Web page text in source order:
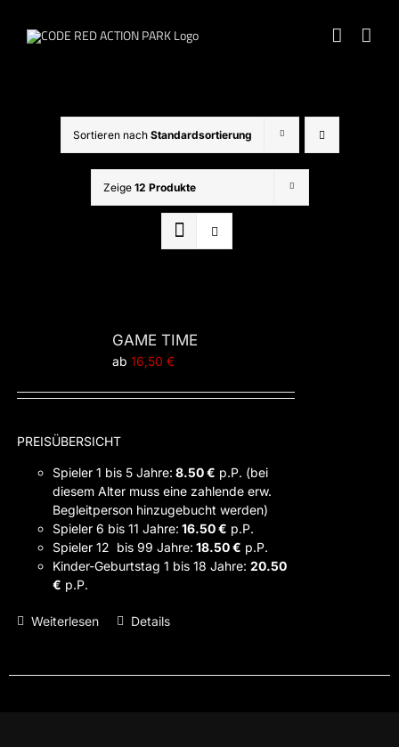
Inhalt
springen
Sortieren nach Standardsortierung
Zeige 12 Produkte
GAME TIME
ab 16,50 €
PREISÜBERSICHT
Spieler 1 bis 5 Jahre: 8.50 € p.P. (bei
diesem Alter muss eine zahlende erw.
Begleitperson hinzugebucht werden)
Spieler 6 bis 11 Jahre: 16.50 € p.P.
Spieler 12 bis 99 Jahre: 18.50 € p.P.
Kinder-Geburtstag 1 bis 18 Jahre: 20.50
€ p.P.
Weiterlesen Details